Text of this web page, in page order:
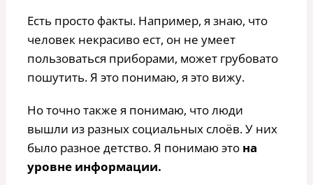
Есть просто факты. Например, я знаю, что
человек некрасиво ест, он не умеет
пользоваться приборами, может грубовато
пошутить. Я это понимаю, я это вижу.
Но точно также я понимаю, что люди
вышли из разных социальных слоёв. У них
было разное детство. Я понимаю это на
уровне информации.